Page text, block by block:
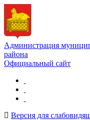
Администрация
района
Официальный сайт
Версия для